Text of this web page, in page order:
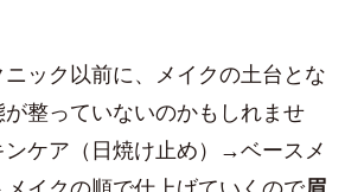
ック以前に、メイクの土台とな
整っていないのかもしれませ
ンケア（日焼け止め）→ベースメ